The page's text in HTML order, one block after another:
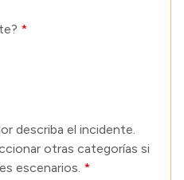
describa el incidente.
otras categorías si
escenarios.